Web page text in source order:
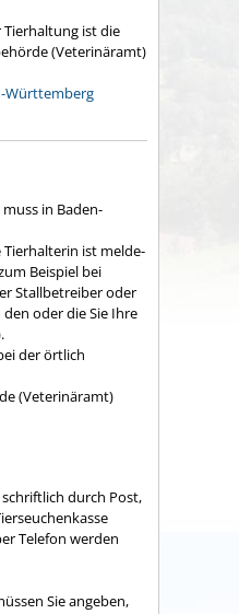
Tierhaltung ist die
(Veterinäramt)
Württemberg
in Baden-
ist melde-
Beispiel bei
Stallbetreiber oder
oder die Sie Ihre
.
der örtlich
(Veterinäramt)
durch Post,
Telefon werden
Sie angeben,